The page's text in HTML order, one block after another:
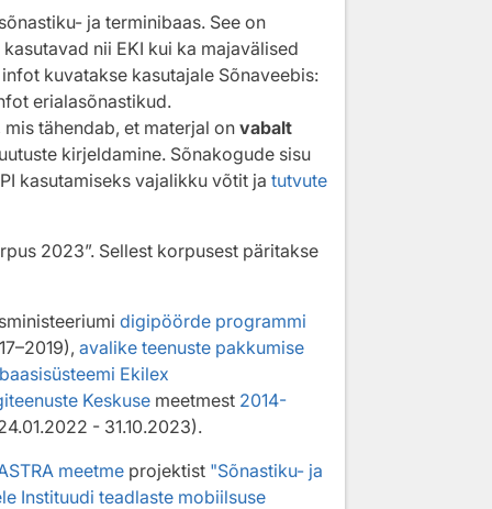
ja terminibaas. See on
nii EKI kui ka majavälised
kuvatakse kasutajale Sõnaveebis:
erialasõnastikud.
mis tähendab, et materjal onvabalt
kirjeldamine. Sõnakogude sisu
kasutamiseks vajalikku võtit ja tutvute
2023”. Sellest korpusest päritakse
digipöörde programmi
avalike teenuste pakkumise
Ekilex
Keskusemeetmest 2014-
- 31.10.2023).
meetmeprojektist "Sõnastiku- ja
Instituudi teadlaste mobiilsuse